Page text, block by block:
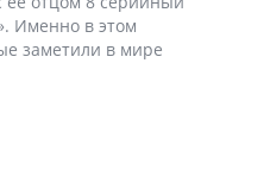
Именно в этом
заметили в мире